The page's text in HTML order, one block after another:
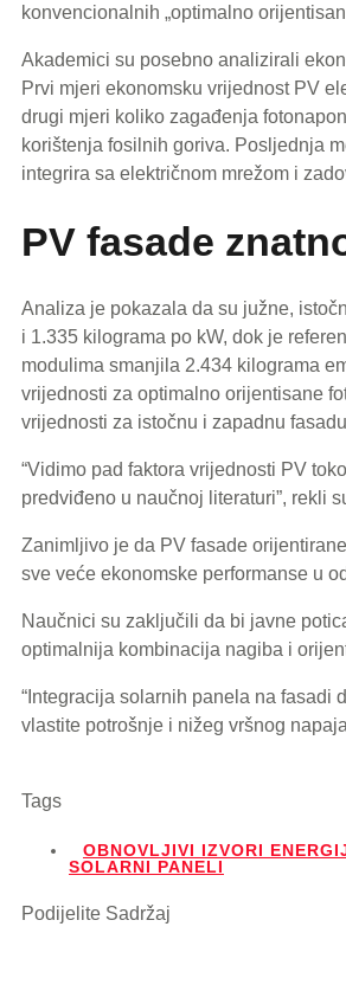
konvencionalnih „optimalno
Akademici su posebno analizirali
Prvi mjeri ekonomsku vrijednost PV
drugi mjeri koliko zagađenja
korištenja fosilnih goriva. Posljednja
integrira sa električnom mrežom i
PV fasade
Analiza je pokazala da su južne,
i 1.335 kilograma po kW, dok je
modulima smanjila 2.434 kilograma
vrijednosti za optimalno orijentisane
vrijednosti za istočnu i zapadnu
“Vidimo pad faktora vrijednosti PV
predviđeno u naučnoj literaturi”, rekli
Zanimljivo je da PV fasade
sve veće ekonomske performanse u
Naučnici su zaključili da bi javne
optimalnija kombinacija nagiba i
“Integracija solarnih panela na fasadi
vlastite potrošnje i nižeg vršnog
Tags
OBNOVLJIVI IZVORI
SOLARNI PANELI
Podijelite Sadržaj